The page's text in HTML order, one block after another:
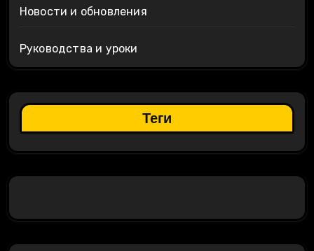
Новости и обновления
Руководства и уроки
Теги